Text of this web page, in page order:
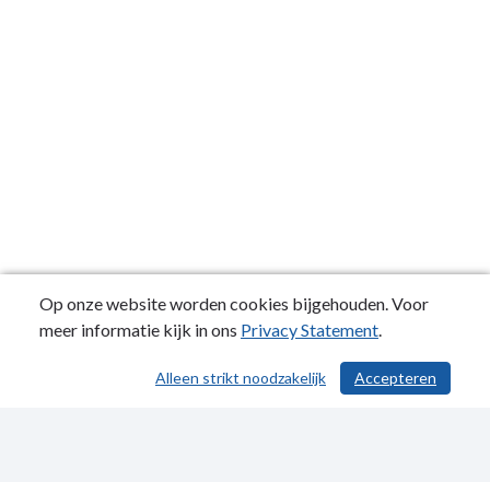
/ 568
Op onze website worden cookies bijgehouden. Voor
meer informatie kijk in ons Privacy Statement.
Accepteren
Alleen strikt noodzakelijk